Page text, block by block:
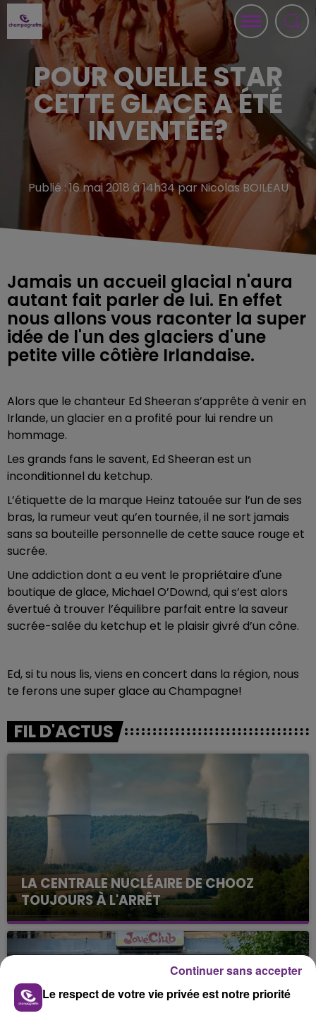
POUR QUELLE STAR
CETTE GLACE A ÉTÉ
INVENTÉE?
Publié : 16 mai 2018 à 14h34 par Nicolas BOILEAU
Jamais un accueil glacial n'aura
autant fait parler de lui. En effet
nous allons vous raconter la super
idée de l'un des glaciers d'une
petite ville côtière Irlandaise.
Alors que le chanteur Ed Sheeran s’apprête à venir en
Irlande, un glacier en a profité pour lui rendre un
hommage.
Les grands fans le savent, Ed Sheeran est un
inconditionnel du ketchup.
L’étiquette de la marque Heinz tatouée sur l’un de ses
bras, la rumeur veut qu’en tournée, il ne sort jamais
sans sa bouteille personnelle de cette sauce rouge et
sucrée.
Une addiction dont a eu vent le propriétaire d'une
boutique de glace, Michael O’Downd, qui s’est alors
évertué à trouver l’équilibre parfait entre la saveur
sucrée-salée du ketchup et le plaisir givré d’un cône.
Ed, si tu nous lis, viens en concert dans la région, nous
te ferons une super glace au Champagne!
FIL D'ACTUS
LA CENTRALE NUCLÉAIRE DE CHOOZ
TOUJOURS À L'ARRÊT
Cela fait déjà une semaine que la centrale
nucléaire ardennaise est à l'arrêt. Une situation
justifiée par la sécheresse intense qui est toujours
Le respect de votre vie privée est notre priorité
Continuer sans accepter